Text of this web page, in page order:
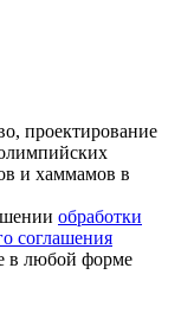
проектирование
и хаммамов в
обработки
соглашения
в любой форме